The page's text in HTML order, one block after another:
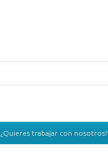
¿Quieres trabajar con nosotros?